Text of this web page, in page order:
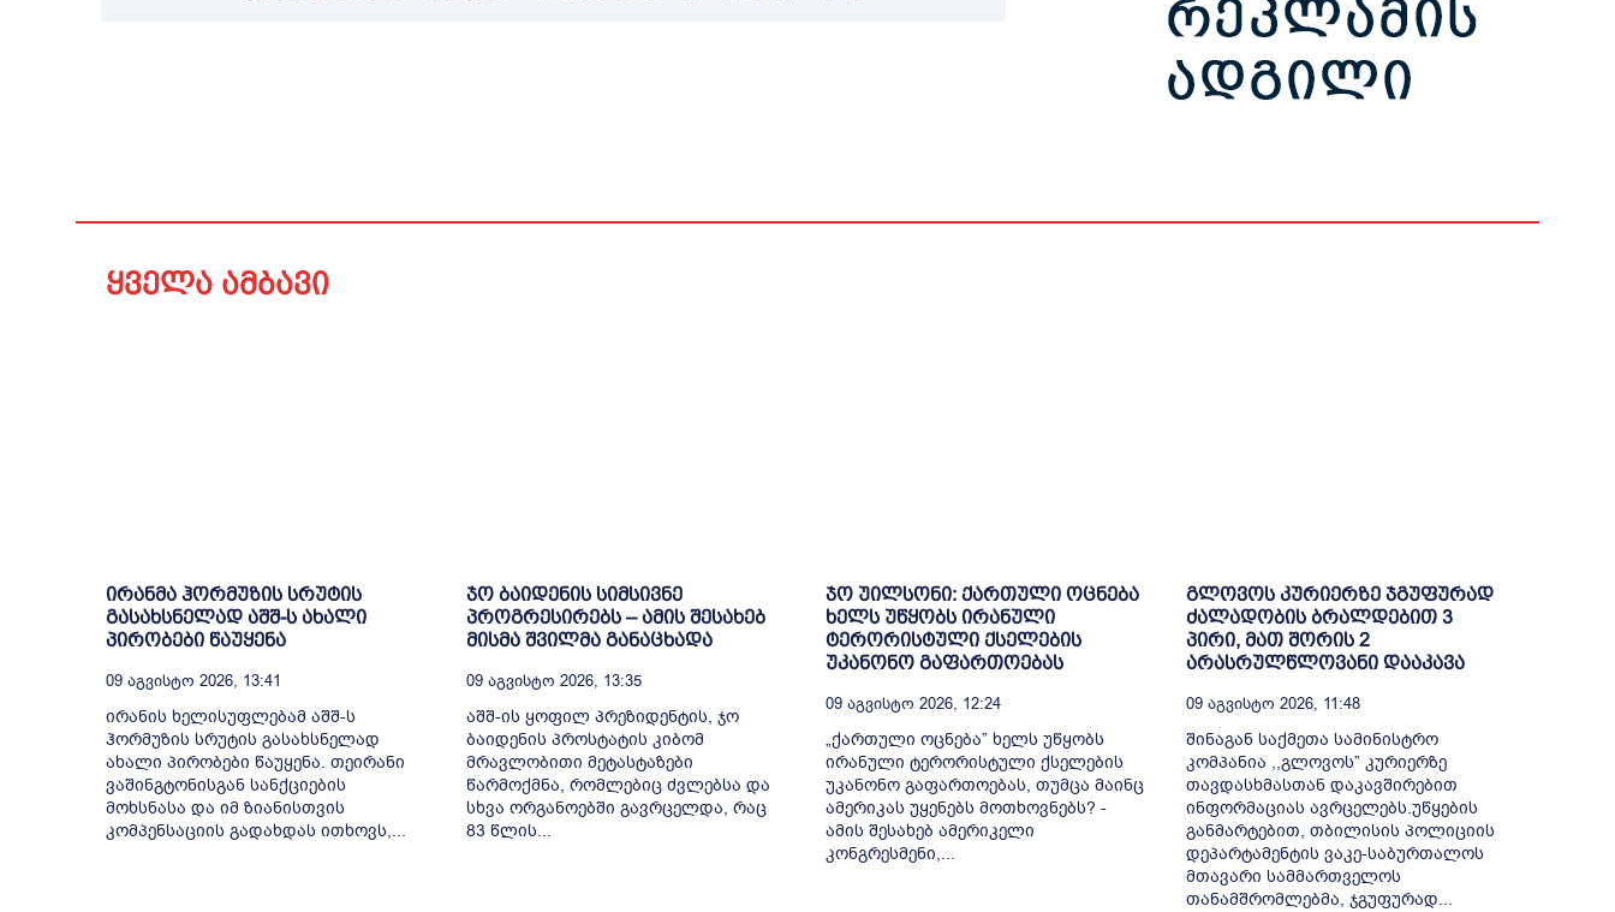
ყველა ამბავი
ირანმა ჰორმუზის სრუტის
გასახსნელად აშშ-ს ახალი
პირობები წაუყენა
09 Აგვისტო 2026, 13:41
ირანის ხელისუფლებამ აშშ-ს
ჰორმუზის სრუტის გასახსნელად
ახალი პირობები წაუყენა. თეირანი
ვაშინგტონისგან სანქციების
მოხსნასა და იმ ზიანისთვის
კომპენსაციის გადახდას ითხოვს,...
ჯო ბაიდენის სიმსივნე
პროგრესირებს – ამის შესახებ
მისმა შვილმა განაცხადა
09 Აგვისტო 2026, 13:35
აშშ-ის ყოფილ პრეზიდენტის, ჯო
ბაიდენის პროსტატის კიბომ
მრავლობითი მეტასტაზები
წარმოქმნა, რომლებიც ძვლებსა და
სხვა ორგანოებში გავრცელდა, რაც
83 წლის...
ჯო უილსონი: ქართული ოცნება
ხელს უწყობს ირანული
ტერორისტული ქსელების
უკანონო გაფართოებას
09 Აგვისტო 2026, 12:24
„ქართული ოცნება” ხელს უწყობს
ირანული ტერორისტული ქსელების
უკანონო გაფართოებას, თუმცა მაინც
ამერიკას უყენებს მოთხოვნებს? -
ამის შესახებ ამერიკელი
კონგრესმენი,...
გლოვოს კურიერზე ჯგუფურად
ძალადობის ბრალდებით 3
პირი, მათ შორის 2
არასრულწლოვანი დააკავა
09 Აგვისტო 2026, 11:48
შინაგან საქმეთა სამინისტრო
კომპანია ,,გლოვოს” კურიერზე
თავდასხმასთან დაკავშირებით
ინფორმაციას ავრცელებს.უწყების
განმარტებით, თბილისის პოლიციის
დეპარტამენტის ვაკე-საბურთალოს
მთავარი სამმართველოს
თანამშრომლებმა, ჯგუფურად...